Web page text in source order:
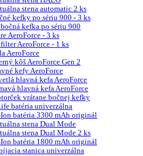
stena automatic 2 ks
kefky po sériu 900 - 3 ks
kefka po sériu 900
AeroForce - 3 ks
AeroForce - 1 ks
AeroForce
kôš AeroForce Gen 2
kefy AeroForce
hlavná kefa AeroForce
hlavná kefa AeroForce
vrátane bočnej kefky
batéria univerzálna
batéria 3300 mAh originál
stena Dual Mode
stena Dual Mode 2 ks
batéria 1800 mAh originál
stanica univerzálna